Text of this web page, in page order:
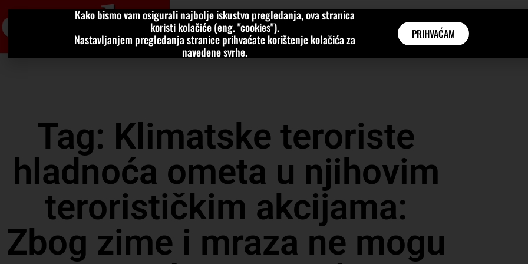
VIJESTI KOLUMNE KATEGORIJE INTERVJUI AKTUALNO
Tag: Klimatske teroriste
hladnoća ometa u njihovim
terorističkim akcijama:
Zbog zime i mraza ne mogu
Kako bismo vam osigurali najbolje iskustvo pregledanja, ova stranica
koristi kolačiće (eng. "cookies").
Nastavljanjem pregledanja stranice prihvaćate korištenje kolačića za
navedene svrhe.
PRIHVAĆAM